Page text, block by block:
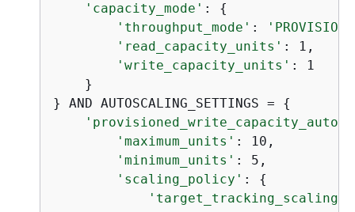
'capacity_mode' : {
'throughput_mode' :
'read_capacity_units' : 1,
'write_capacity_units' : 1
    }
} AND AUTOSCALING_SETTINGS = {
'maximum_units' : 10,
'minimum_units' : 5,
'scaling_policy' : {